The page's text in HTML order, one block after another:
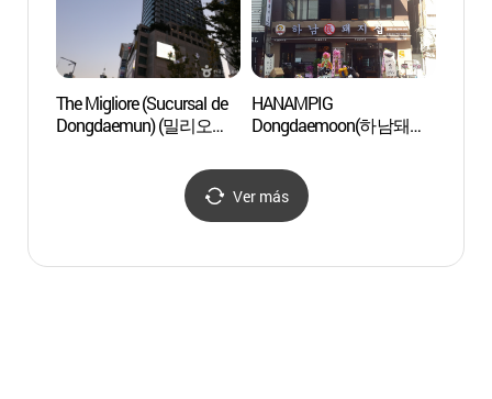
The Migliore (Sucursal de
Dongdaemun) (밀리오레
HANAMPIG
Dongdaemoon(하남돼지
Ver más